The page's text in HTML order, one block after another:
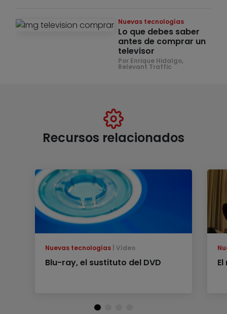
Nuevas tecnologías
Lo que debes saber
antes de comprar un
televisor
Por Enrique Hidalgo,
Relevant Traffic
Recursos relacionados
Nuevas tecnologías Vídeo
Blu-ray, el sustituto del DVD